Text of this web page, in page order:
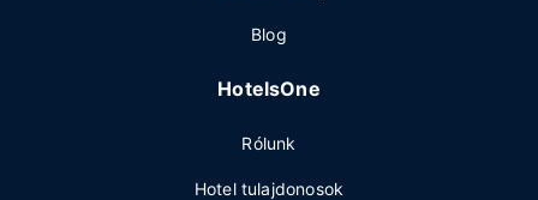
Blog
HotelsOne
Rólunk
Hotel tulajdonosok